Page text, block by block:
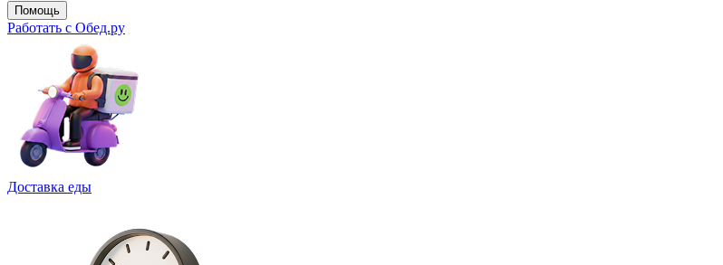
Помощь
Работать с Обед.ру
Доставка еды